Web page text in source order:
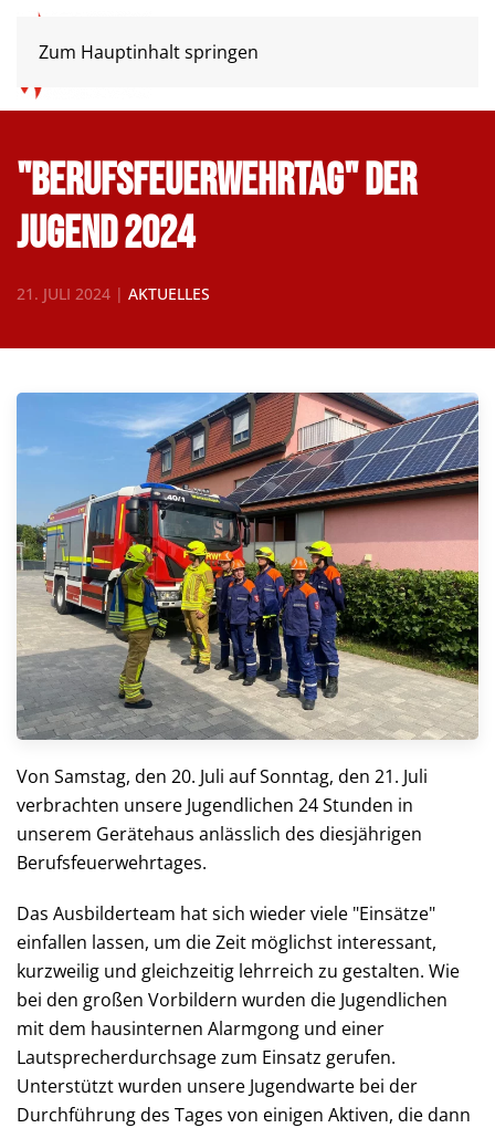
Zum Hauptinhalt springen
"Berufsfeuerwehrtag" der
Jugend 2024
21. JULI 2024 | AKTUELLES
Von Samstag, den 20. Juli auf Sonntag, den 21. Juli
verbrachten unsere Jugendlichen 24 Stunden in
unserem Gerätehaus anlässlich des diesjährigen
Berufsfeuerwehrtages.
Das Ausbilderteam hat sich wieder viele "Einsätze"
einfallen lassen, um die Zeit möglichst interessant,
kurzweilig und gleichzeitig lehrreich zu gestalten. Wie
bei den großen Vorbildern wurden die Jugendlichen
mit dem hausinternen Alarmgong und einer
Lautsprecherdurchsage zum Einsatz gerufen.
Unterstützt wurden unsere Jugendwarte bei der
Durchführung des Tages von einigen Aktiven, die dann